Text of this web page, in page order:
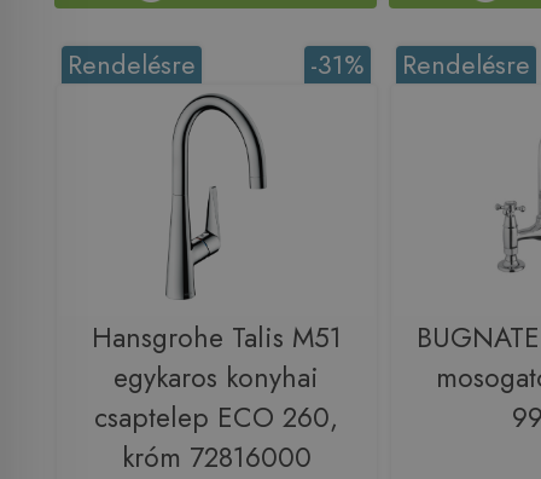
-31%
Rendelésre
Hansgrohe Talis M51
egykaros konyhai
csaptelep ECO 260,
króm 72816000
Rendelésre